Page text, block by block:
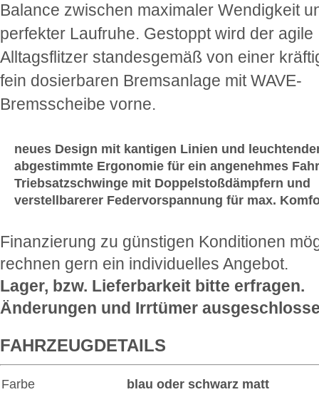
Balance zwischen maximaler Wendigkeit
perfekter Laufruhe. Gestoppt wird der agile
Alltagsflitzer standesgemäß von einer
fein dosierbaren Bremsanlage mit WAVE-
Bremsscheibe vorne.
neues Design mit kantigen Linien und
abgestimmte Ergonomie für ein angenehmes
Triebsatzschwinge mit Doppelstoßdämpfern und
verstellbarerer Federvorspannung für max.
Finanzierung zu günstigen Konditionen
rechnen gern ein individuelles Angebot.
Lager, bzw. Lieferbarkeit bitte erfragen.
Änderungen und Irrtümer
FAHRZEUGDETAILS
Farbe
blau oder schwarz matt